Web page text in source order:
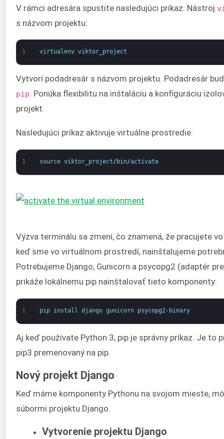
V rámci adresára spustite nasledujúci príkaz. Nástroj
s názvom projektu:
1 virtualenv viktor_project
Vytvorí podadresár s názvom projektu. Podadresár
pip . Ponúka flexibilitu na inštaláciu a konfiguráciu
projekt.
Nasledujúci príkaz aktivuje virtuálne prostredie:
1 source viktor_project/ bin/activate
Výzva terminálu sa zmení, čo znamená, že pracujete
keď sme vo virtuálnom prostredí, nainštalujeme
Potrebujeme Django, Gunicorn a psycopg2 (adaptér
prikáže lokálnemu pip nainštalovať tieto komponenty:
1 pip install django gunicorn psycopg2 - binary
Aj keď používate Python 3, pip je správny príkaz. Je to
pip3 premenovaný na pip.
Nový projekt Django
Keď máme komponenty Pythonu na svojom mieste,
súbormi projektu Django.
Vytvorenie projektu Django